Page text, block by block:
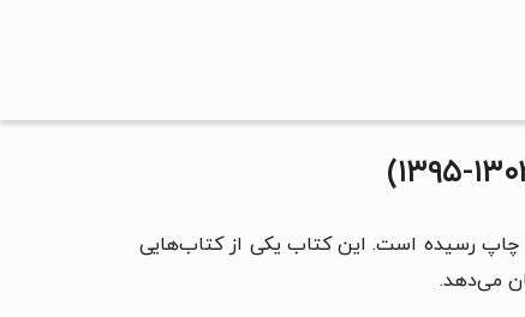
چاپ رسیده است. این کتاب یکی از کتاب‌هایی
می‌دهد.